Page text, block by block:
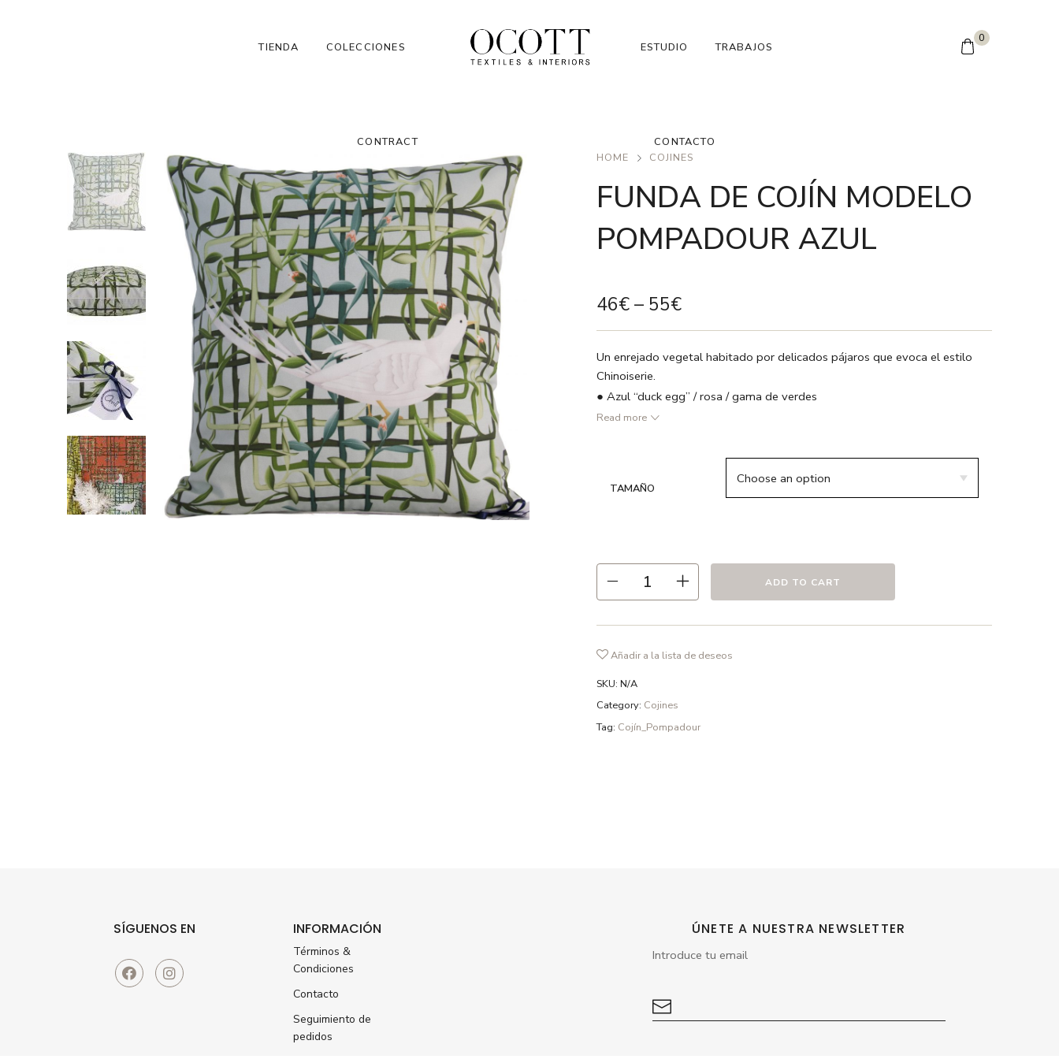
TIENDA COLECCIONES
CONTRACT
ESTUDIO TRABAJOS
CONTACTO
0
HOME COJINES
FUNDA DE COJÍN MODELO
POMPADOUR AZUL
46€– 55€
Un enrejado vegetal habitado por delicados pájaros que evoca el estilo
Chinoiserie.
● Azul “duck egg” / rosa / gama de verdes
● Estampado a dos caras
● Recomendamos lavado en frío ó a 30º max. , el uso de detergentes sin
fosfatos y en ciclo delicado.
Read more
TAMAÑO
ADD TO CART
Añadir a la lista de deseos
SKU: N/A
Category: Cojines
Tag: Cojín_Pompadour
SÍGUENOS EN INFORMACIÓN
Términos &
Condiciones
Contacto
Seguimiento de
pedidos
ÚNETE A NUESTRA NEWSLETTER